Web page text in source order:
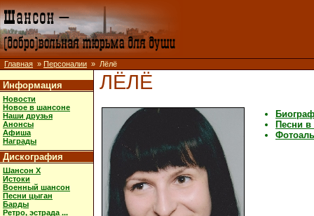
Главная » Персоналии » Лёлё
Информация
Новости
Новое в шансоне
Наши друзья
Анонсы
Афиша
Награды
Дискография
Шансон X
Истоки
Военный шансон
Песни цыган
Барды
Ретро, эстрада ...
ЛЁЛЁ
Песни в